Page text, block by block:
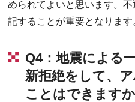
められてよいと思います。
記することが重要となります
Q4：地震による
新拒絶をして、
ことはできます